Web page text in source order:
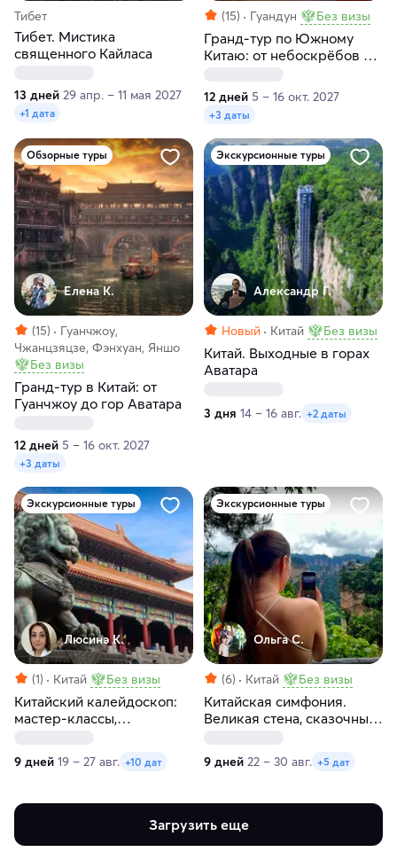
Тибет
Тибет. Мистика
священного Кайласа
13 дней 29 апр. – 11 мая 2027
+1 дата
(15) Гуандун Без визы
Гранд-тур по Южному
Китаю: от небоскрёбов до
12 дней 5 – 16 окт. 2027
+3 даты
Обзорные туры
Елена К.
(15)
Гуанчжоу,
Чжанцзяцзе, Фэнхуан, Яншо
Без визы
Гранд-тур в Китай: от
Гуанчжоу до гор Аватара
12 дней 5 – 16 окт. 2027
+3 даты
Экскурсионные туры
Александр Г.
Новый Китай Без визы
Китай. Выходные в горах
Аватара
3 дня 14 – 16 авг. +2 даты
Экскурсионные туры
Люсинэ К.
(1) Китай Без визы
Китайский калейдоскоп:
мастер-классы,
мегаполисы и внеземные
пейзажи
9 дней 19 – 27 авг. +10 дат
Экскурсионные туры
Ольга С.
(6) Китай Без визы
Китайская симфония.
Великая стена, сказочные
и мегаполисы
9 дней 22 – 30 авг. +5 дат
Загрузить еще